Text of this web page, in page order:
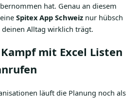
hat. Genau an diesem
Spitex App Schweiz nur hübsch
Alltag wirklich trägt.
mit Excel Listen
läuft die Planung noch als